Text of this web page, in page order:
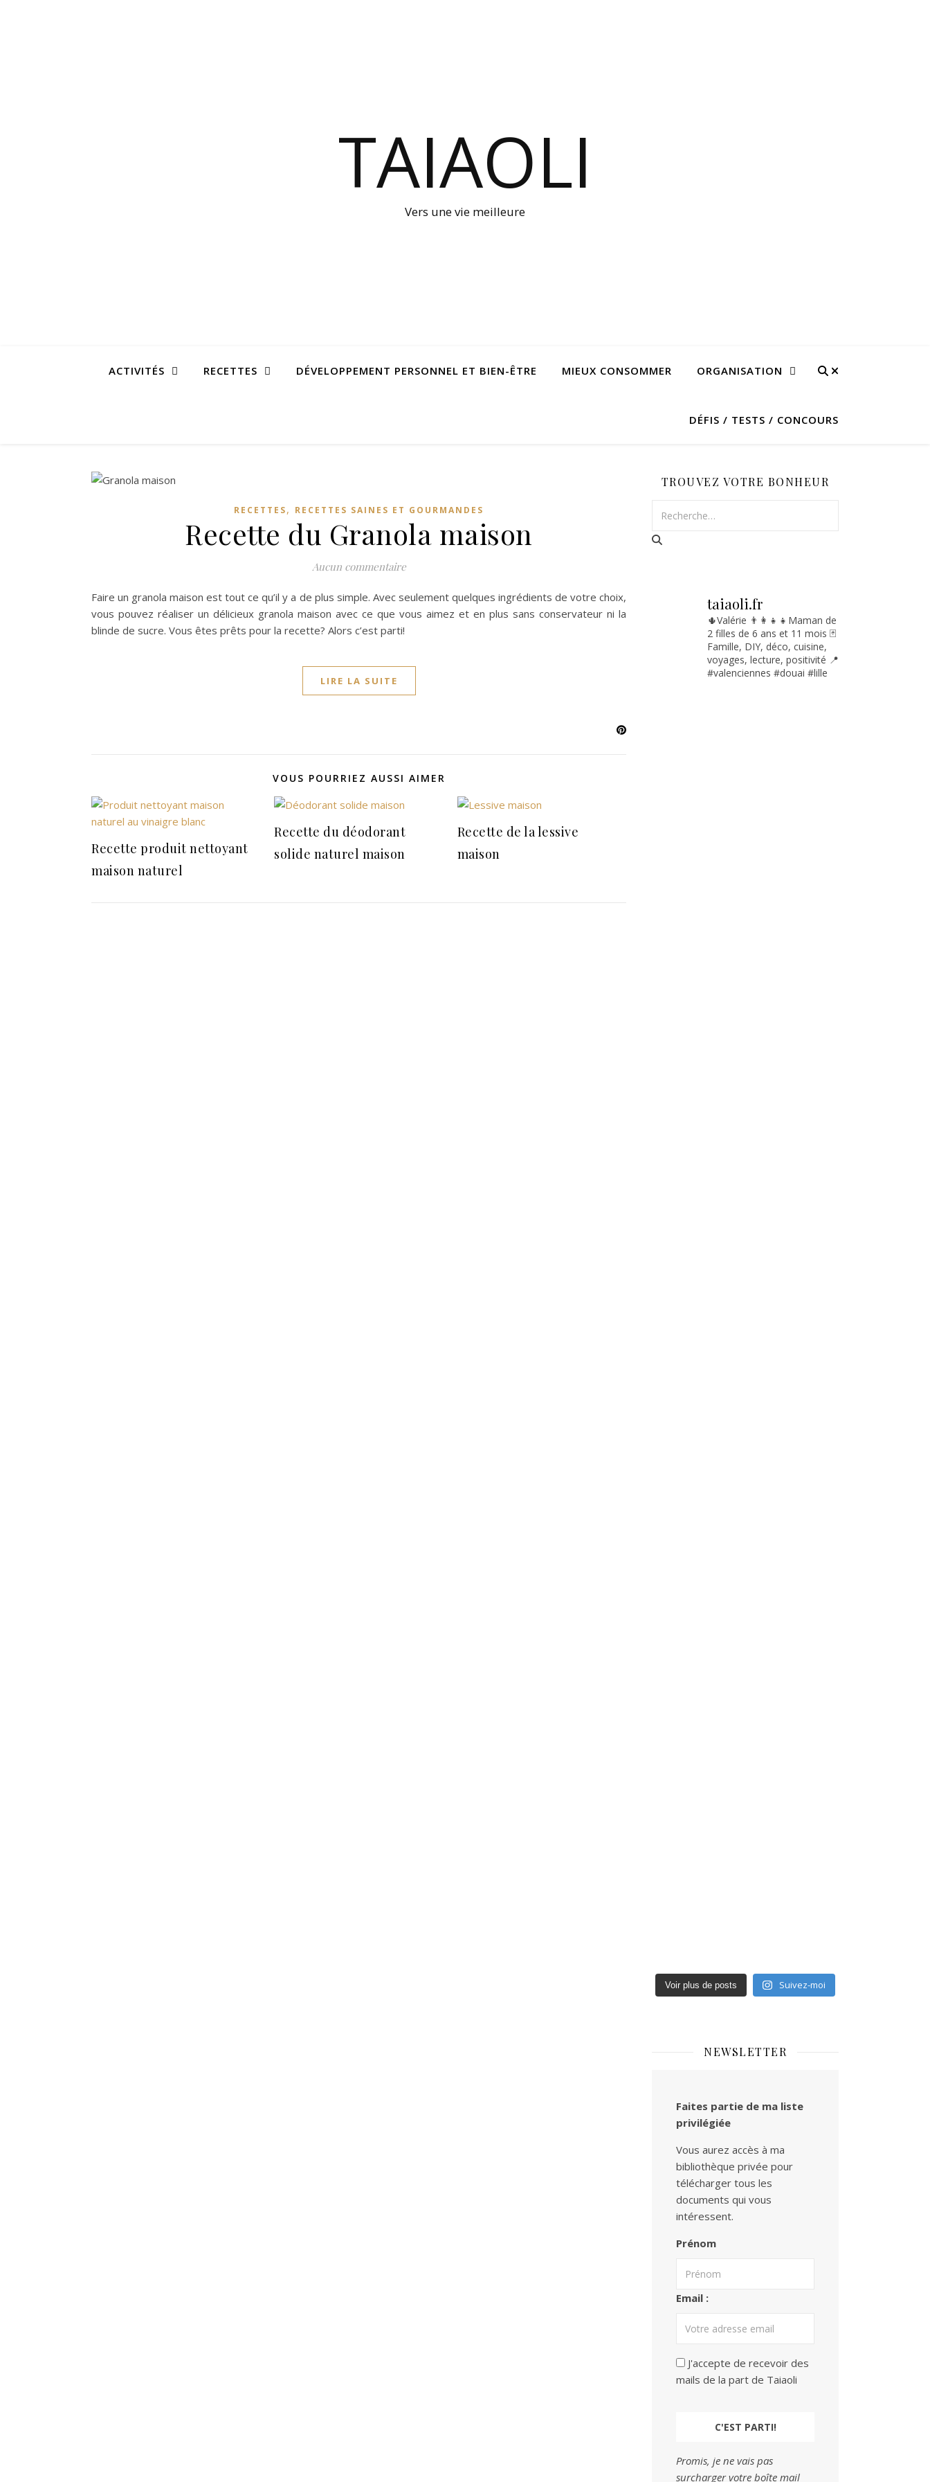
TAIAOLI
Vers une vie meilleure
ACTIVITÉS RECETTES DÉVELOPPEMENT PERSONNEL ET BIEN-ÊTRE MIEUX CONSOMMER ORGANISATION
DÉFIS / TESTS / CONCOURS
RECETTES, RECETTES SAINES ET GOURMANDES
Recette du Granola maison
Aucun commentaire
Faire un granola maison est tout ce qu’il y a de plus simple. Avec seulement quelques ingrédients de votre choix,
vous pouvez réaliser un délicieux granola maison avec ce que vous aimez et en plus sans conservateur ni la
blinde de sucre. Vous êtes prêts pour la recette? Alors c’est parti!
LIRE LA SUITE
VOUS POURRIEZ AUSSI AIMER
Recette produit nettoyant
maison naturel
Recette du déodorant
solide naturel maison
Recette de la lessive
maison
TROUVEZ VOTRE BONHEUR
taiaoli.fr
🌵Valérie 👨‍👩‍👧‍👧Maman de
2 filles de 6 ans et 11 mois 🃏
Famille, DIY, déco, cuisine,
voyages, lecture, positivité 📍
#valenciennes #douai #lille
Voir plus de posts Suivez-moi
NEWSLETTER
Faites partie de ma liste
privilégiée
Vous aurez accès à ma
bibliothèque privée pour
télécharger tous les
documents qui vous
intéressent.
Prénom
Email :
J'accepte de recevoir des
mails de la part de Taiaoli
Promis, je ne vais pas
surcharger votre boîte mail